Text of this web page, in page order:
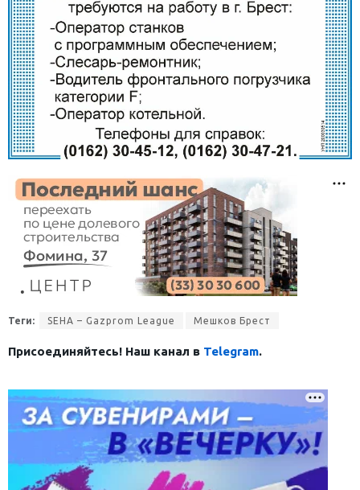
Теги: SEHA – Gazprom League Мешков Брест
Присоединяйтесь! Наш канал в Telegram.